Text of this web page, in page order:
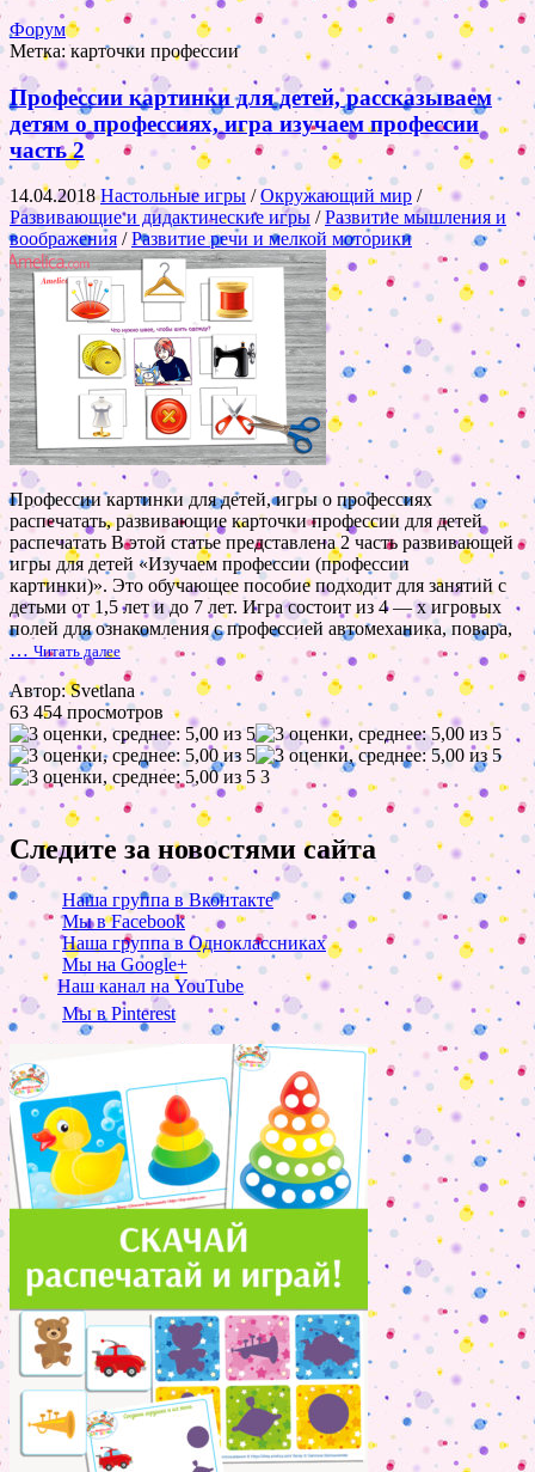
Форум
Метка:карточки профессии
Профессии картинки для детей, рассказываем
детям о профессиях, игра изучаем профессии
часть 2
14.04.2018Настольные игры /Окружающий мир /
Развивающие и дидактические игры /Развитие мышления и
воображения /Развитие речи и мелкой моторики
Профессии картинки для детей, игры о профессиях
распечатать, развивающие карточки профессии для детей
распечатать В этой статье представлена 2 часть развивающей
игры для детей «Изучаем профессии (профессии
картинки)». Это обучающее пособие подходит для занятий с
детьми от 1,5 лет и до 7 лет. Игра состоит из 4 — х игровых
полей для ознакомления с профессией автомеханика, повара,
… Читать далее
Автор: Svetlana
63 454 просмотров
3
Следите за новостями сайта
Наша группа в Вконтакте
Мы в Facebook
Наша группа в Одноклассниках
Мы на Google+
Наш канал на YouTube
Мы в Pinterest